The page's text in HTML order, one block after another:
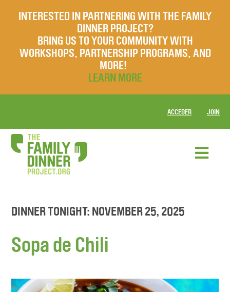
INTERESTED IN PARTNERING WITH THE FAMILY
DINNER PROJECT?
BRING US TO YOUR COMMUNITY WITH
WORKSHOPS, PARTNERSHIP PROGRAMS, AND
MORE!
LEARN MORE
ACCEDER JOIN
DINNER TONIGHT: NOVEMBER 25, 2025
Sopa de Chili